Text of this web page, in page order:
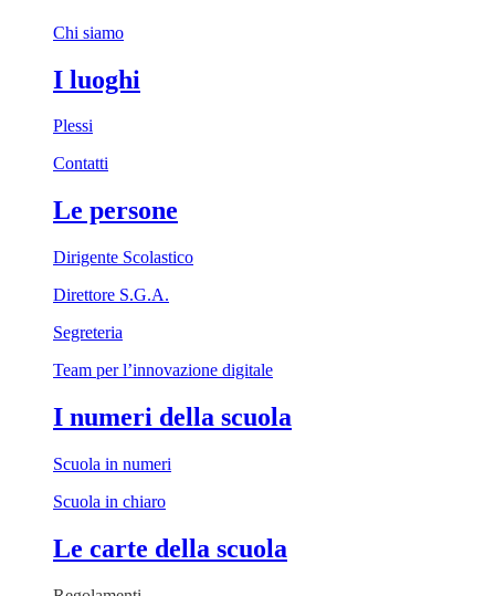
Chi siamo
I luoghi
Plessi
Contatti
Le persone
Dirigente Scolastico
Direttore S.G.A.
Segreteria
Team per l’innovazione digitale
I numeri della scuola
Scuola in numeri
Scuola in chiaro
Le carte della scuola